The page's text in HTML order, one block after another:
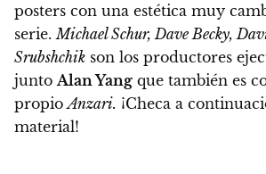
posters con una estética muy
serie. Michael Schur, Dave Becky,
Srubshchik son los productores
junto Alan Yang que también es
propioAnzari. ¡Checa a
material!